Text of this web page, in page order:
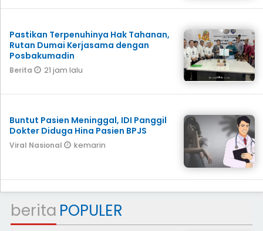
Pastikan Terpenuhinya Hak Tahanan,
Rutan Dumai Kerjasama dengan
Posbakumadin
Berita 21 jam lalu
Buntut Pasien Meninggal, IDI Panggil
Dokter Diduga Hina Pasien BPJS
Viral Nasional kemarin
berita POPULER